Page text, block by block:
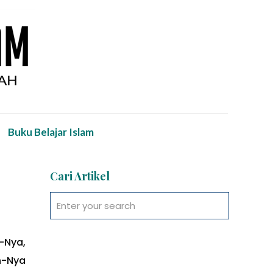
Buku Belajar Islam
Nya
Cari Artikel